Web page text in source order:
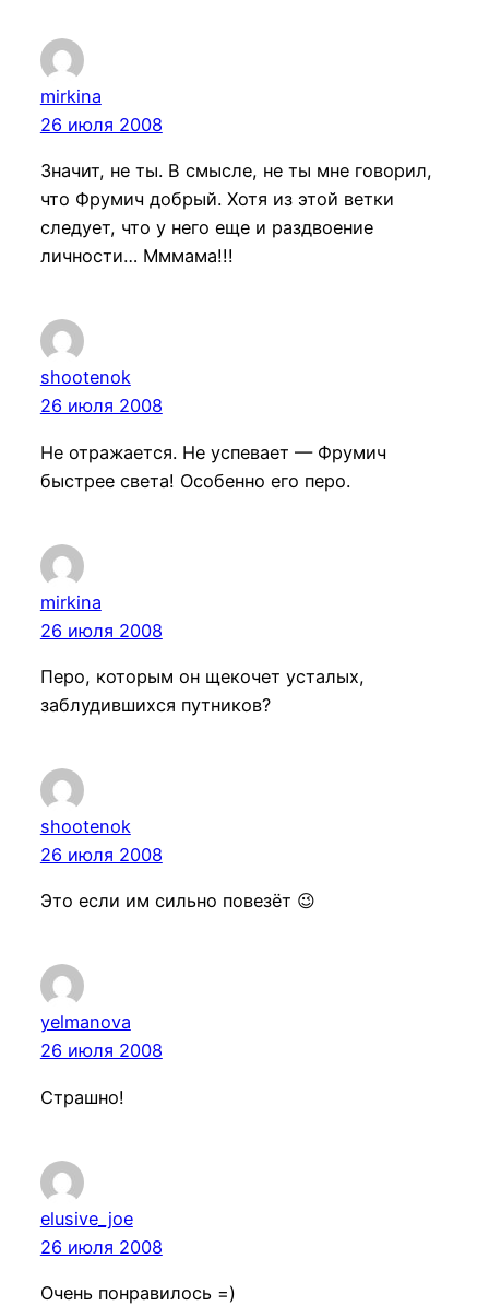
mirkina
26 июля 2008
Значит, не ты. В смысле, не ты мне говорил,
что Фрумич добрый. Хотя из этой ветки
следует, что у него еще и раздвоение
личности… Мммама!!!
shootenok
26 июля 2008
Не отражается. Не успевает — Фрумич
быстрее света! Особенно его перо.
mirkina
26 июля 2008
Перо, которым он щекочет усталых,
заблудившихся путников?
shootenok
26 июля 2008
Это если им сильно повезёт 😉
yelmanova
26 июля 2008
Страшно!
elusive_joe
26 июля 2008
Очень понравилось =)